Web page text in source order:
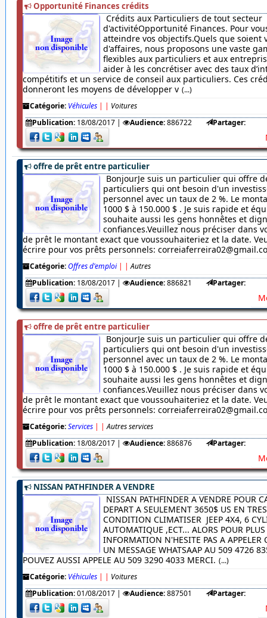
Opportunité Finances crédits
Crédits aux Particuliers de tout secteur
d'activitéOpportunité Finances. Pour
atteindre vos objectifs.Quels que soient
d'affaires, nous proposons une vaste
flexibles aux particuliers et aux
aider à les concrétiser avec des taux
compétitifs et un service de conseil aux particuliers. Ces
donneront les moyens de développer v (...)
Catégorie: Véhicules | | Voitures
Publication: 18/08/2017| Audience:886722 Partager:
offre de prêt entre particulier
BonjourJe suis un particulier qui offre
particuliers qui ont besoin d'un
personnel avec un taux de 2 %. Le
1000 $ à 150.000 $ . Je suis rapide et
souhaite aussi les gens honnêtes et
confiances.Veuillez nous préciser dans
de prêt le montant exact que voussouhaiteriez et la date.
écrire pour vos prêts personnels:
Catégorie:Offres d'emploi | | Autres
Publication: 18/08/2017| Audience:886821 Partager:
offre de prêt entre particulier
BonjourJe suis un particulier qui offre
particuliers qui ont besoin d'un
personnel avec un taux de 2 %. Le
1000 $ à 150.000 $ . Je suis rapide et
souhaite aussi les gens honnêtes et
confiances.Veuillez nous préciser dans
de prêt le montant exact que voussouhaiteriez et la date.
écrire pour vos prêts personnels:
Catégorie:Services | | Autres services
Publication: 18/08/2017| Audience:886876 Partager:
NISSAN PATHFINDER A VENDRE
NISSAN PATHFINDER A VENDRE POUR
DEPART A SEULEMENT 3650$ US EN
CONDITION CLIMATISER JEEP 4X4, 6
AUTOMATIQUE ,ECT... ALORS POUR PLUS
INFORMATION N'HESITE PAS A APPELER
UN MESSAGE WHATSAAP AU 509 4726
POUVEZ AUSSI APPELE AU 509 3290 4033 MERCI. (...)
Catégorie: Véhicules | | Voitures
Publication:01/08/2017| Audience:887501 Partager: